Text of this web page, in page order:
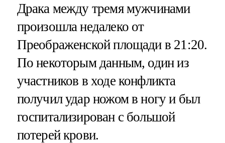
Драка между тремя мужчинами
произошла недалеко от
Преображенской площади в 21:20.
По некоторым данным, один из
участников в ходе конфликта
получил удар ножом в ногу и был
госпитализирован с большой
потерей крови.